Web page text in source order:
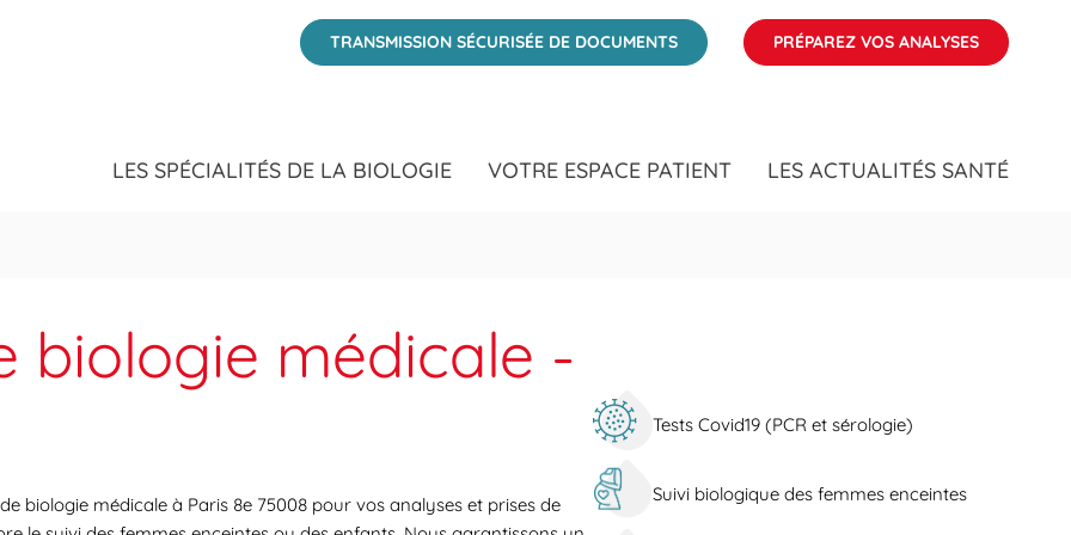
TRANSMISSION SÉCURISÉE DE DOCUMENTS
PRÉPAREZ VOS ANALYSES
LES SPÉCIALITÉS DE LA BIOLOGIE VOTRE ESPACE PATIENT LES ACTUALITÉS SANTÉ
biologie médicale -
biologie médicale à Paris 8e 75008 pour vos analyses et prises de
Tests Covid19 (PCR et sérologie)
Suivi biologique des femmes enceintes